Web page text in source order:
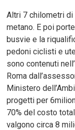
Altri 7 chilometri
metano. E poi
busvie e la
pedoni ciclisti e
sono contenuti
Roma
Ministero
progetti per
70% del costo
valgono circa 8